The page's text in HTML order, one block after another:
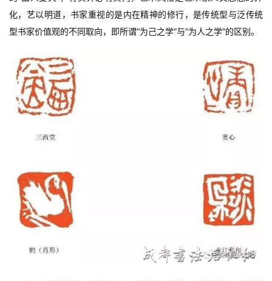
化，艺以明道，书家重视的是内在精神的修行，是传统型与泛传统
型书家价值观的不同取向，即所谓“为己之学”与“为人之学”的区别。